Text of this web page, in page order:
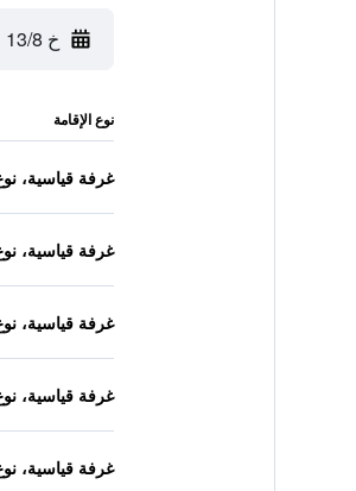
خ 13/8
نوع الإقامة
غرفة قياسية،
غرفة قياسية،
غرفة قياسية،
غرفة قياسية،
غرفة قياسية،